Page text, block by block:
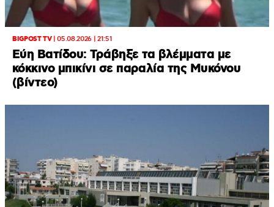
BIGPOST TV|05.08.2026 | 21:51
Εύη Βατίδου: Τράβηξε τα βλέμματα με
κόκκινο μπικίνι σε παραλία της Μυκόνου
(βίντεο)